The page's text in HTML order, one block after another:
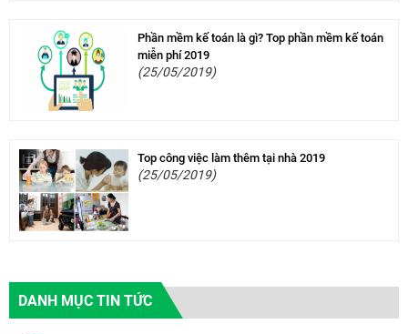
Phần mềm kế toán là gì? Top phần mềm kế toán
miễn phí 2019
(25/05/2019)
Top công việc làm thêm tại nhà 2019
(25/05/2019)
DANH MỤC TIN TỨC